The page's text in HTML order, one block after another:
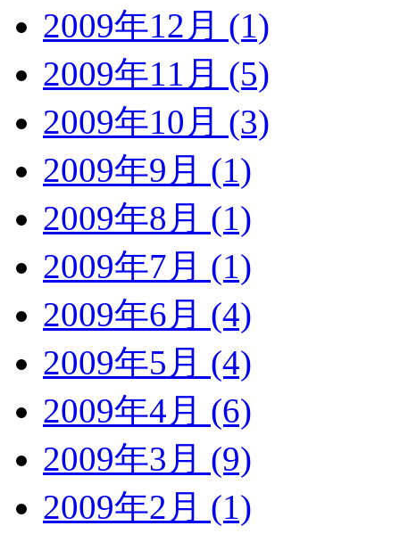
2009年12月 (1)
2009年11月 (5)
2009年10月 (3)
2009年9月 (1)
2009年8月 (1)
2009年7月 (1)
2009年6月 (4)
2009年5月 (4)
2009年4月 (6)
2009年3月 (9)
2009年2月 (1)